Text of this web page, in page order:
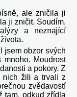
ale zničila ji
ji zničit. Soudím,
a neznající
jsem obzor svých
Moudrost
a pokory. Z
nich žili a trvali z
zvědavostí
tam, odkud zřídla